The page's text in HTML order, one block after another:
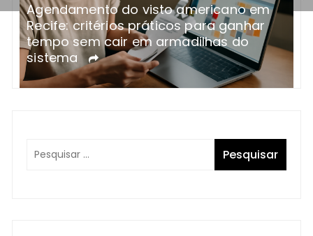
Agendamento do visto americano em
Recife: critérios práticos para ganhar
tempo sem cair em armadilhas do
sistema